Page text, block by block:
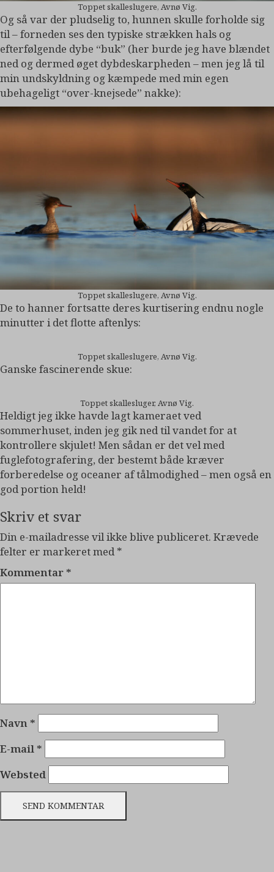
Toppet skalleslugere, Avnø Vig.
Og så var der pludselig to, hunnen skulle forholde sig
til – forneden ses den typiske strækken hals og
efterfølgende dybe “buk” (her burde jeg have blændet
ned og dermed øget dybdeskarpheden – men jeg lå til
min undskyldning og kæmpede med min egen
ubehageligt “over-knejsede” nakke):
Toppet skalleslugere, Avnø Vig.
De to hanner fortsatte deres kurtisering endnu nogle
minutter i det flotte aftenlys:
Toppet skalleslugere, Avnø Vig.
Ganske fascinerende skue:
Toppet skallesluger, Avnø Vig.
Heldigt jeg ikke havde lagt kameraet ved
sommerhuset, inden jeg gik ned til vandet for at
kontrollere skjulet! Men sådan er det vel med
fuglefotografering, der bestemt både kræver
forberedelse og oceaner af tålmodighed – men også en
god portion held!
Skriv et svar
Din e-mailadresse vil ikke blive publiceret. Krævede
felter er markeret med *
Kommentar *
Navn *
E-mail *
Websted